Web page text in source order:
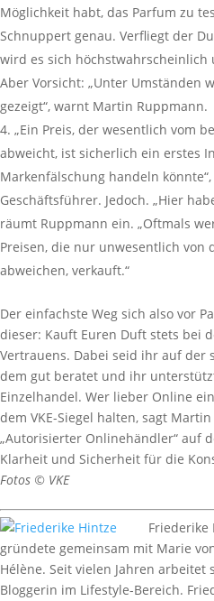
Möglichkeit habt, das Parfum zu
Schnuppert genau. Verfliegt der
wird es sich
Aber Vorsicht: „Unter Umständen
gezeigt“, warnt Martin Ruppmann.
„Ein Preis, der wesentlich vom
abweicht, ist sicherlich ein erstes
Markenfälschung handeln
Geschäftsführer. Jedoch. „Hier
räumt Ruppmann ein. „Oftmals
Preisen, die nur unwesentlich von
abweichen, verkauft.“
Der einfachste Weg sich also vor
dieser: Kauft Euren Duft stets bei
Vertrauens. Dabei seid ihr auf der
dem gut beratet und ihr
Einzelhandel. Wer lieber Online
dem VKE-Siegel halten, sagt
„Autorisierter Onlinehändler“ auf
Klarheit und Sicherheit für die
Fotos © VKE
Friederike
gründete gemeinsam mit Marie
Hélène. Seit vielen Jahren
Bloggerin im Lifestyle-Bereich.